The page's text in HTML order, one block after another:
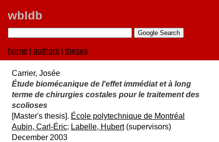
wbldb
home authors theses
Carrier, Josée
Étude biomécanique de l'effet immédiat et à long
terme de chirurgies costales pour le traitement des
scolioses
[Master's thesis]. É​cole polytechnique de Montré​al
Aubin, Carl-Éric; Labelle, Hubert(supervisors)
December 2003